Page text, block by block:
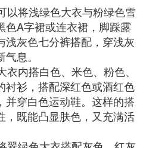
以将浅绿色大衣与粉绿色雪
色A字裙或连衣裙，脚踩露
浅灰色七分裤搭配，穿浅灰
息。
内搭白色、米色、粉色、
衬衫，搭配深红色或酒红色
并穿白色运动鞋。这样的搭
，既能凸显肤色，又充满活